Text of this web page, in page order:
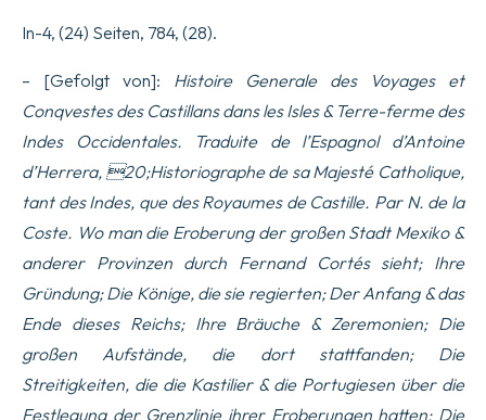
In-4, (24) Seiten, 784, (28).
– [Gefolgt von]: Histoire Generale des Voyages et
Conqvestes des Castillans dans les Isles & Terre-ferme des
Indes Occidentales. Traduite de l’Espagnol d’Antoine
d’Herrera, 20;Historiographe de sa Majesté Catholique,
tant des Indes, que des Royaumes de Castille. Par N. de la
Coste. Wo man die Eroberung der großen Stadt Mexiko &
anderer Provinzen durch Fernand Cortés sieht; Ihre
Gründung; Die Könige, die sie regierten; Der Anfang & das
Ende dieses Reichs; Ihre Bräuche & Zeremonien; Die
großen Aufstände, die dort stattfanden; Die
Streitigkeiten, die die Kastilier & die Portugiesen über die
Festlegung der Grenzlinie ihrer Eroberungen hatten; Die